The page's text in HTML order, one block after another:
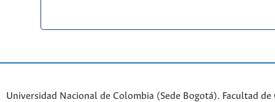
Universidad Nacional de Colombia (Sede Bogotá). Facultad de